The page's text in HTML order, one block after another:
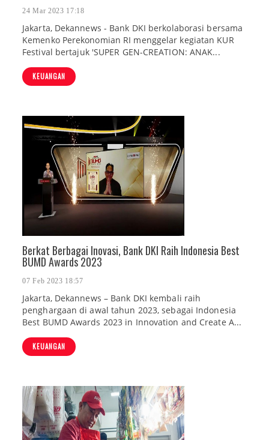
24 Mar 2023 17:18
Jakarta, Dekannews - Bank DKI berkolaborasi bersama
Kemenko Perekonomian RI menggelar kegiatan KUR
Festival bertajuk 'SUPER GEN-CREATION: ANAK...
KEUANGAN
Berkat Berbagai Inovasi, Bank DKI Raih Indonesia Best
BUMD Awards 2023
07 Feb 2023 18:57
Jakarta, Dekannews – Bank DKI kembali raih
penghargaan di awal tahun 2023, sebagai Indonesia
Best BUMD Awards 2023 in Innovation and Create A...
KEUANGAN